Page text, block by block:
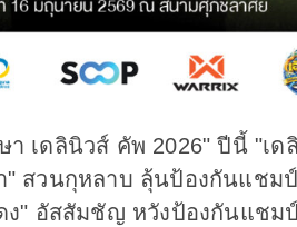
เดลินิวส์ คัพ 2026" ปีนี้ "เ
สวนกุหลาบ ลุ้นป้องกันแชม
อัสสัมชัญ หวังป้องกันแชม